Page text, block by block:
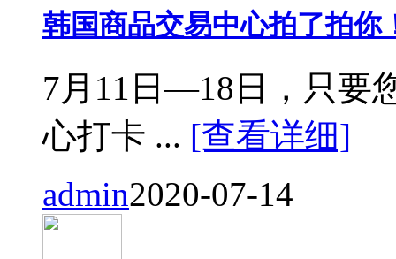
韩国商品交易中心拍了拍你
7月11日—18日，只要
心打卡 ... [查看详细]
admin2020-07-14